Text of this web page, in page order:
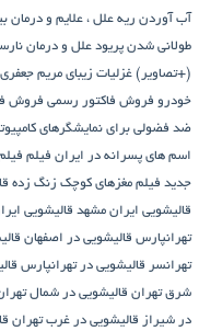
آب آوردن ریه علل ، علایم و درمان
طولانی شدن پریود علل و درمان
(+تصاویر) غزلیات زیبای مریم
خودرو فروش فاکتور رسمی فروش
ضد فضولی برای نمایشگرهای
اسم های پسرانه در ایران فیلم
جدید فیلم مغزهای کوچک زنگ زده
قالیشویی ایران مشهد قالیشویی
تهرانپارس قالیشویی در اصفهان
تهرانسر قالیشویی در تهرانپارس
شرق تهران قالیشویی در شمال
در شیراز قالیشویی در غرب تهران